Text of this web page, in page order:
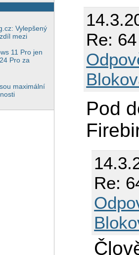
Vylepšený
mezi
11 Pro jen
Pro za
maximální
Re:
Pod
Re: